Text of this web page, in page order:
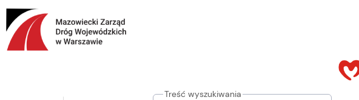
Przejdź
do
głównej
treści
Treść wyszukiwania